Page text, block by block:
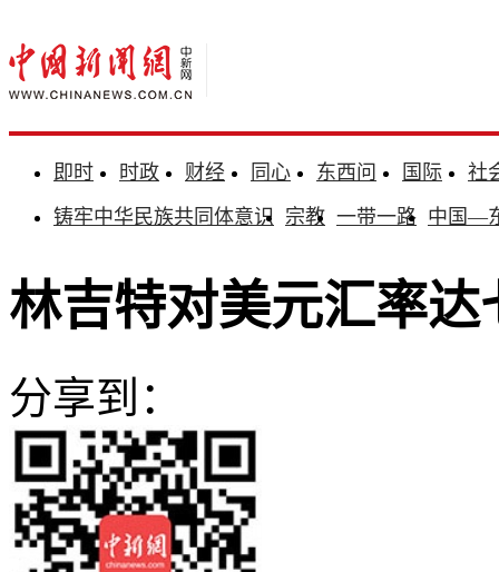
即时 时政 财经 同心 东西问 国际
社
铸牢中华民族共同体意识 宗教 一带一路 中国—
林吉特对美元汇率
分享到：